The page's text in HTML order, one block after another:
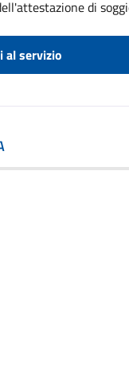
di
al servizio